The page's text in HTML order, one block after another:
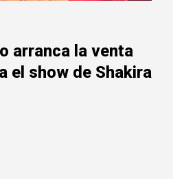
arranca la venta
el show de Shakira